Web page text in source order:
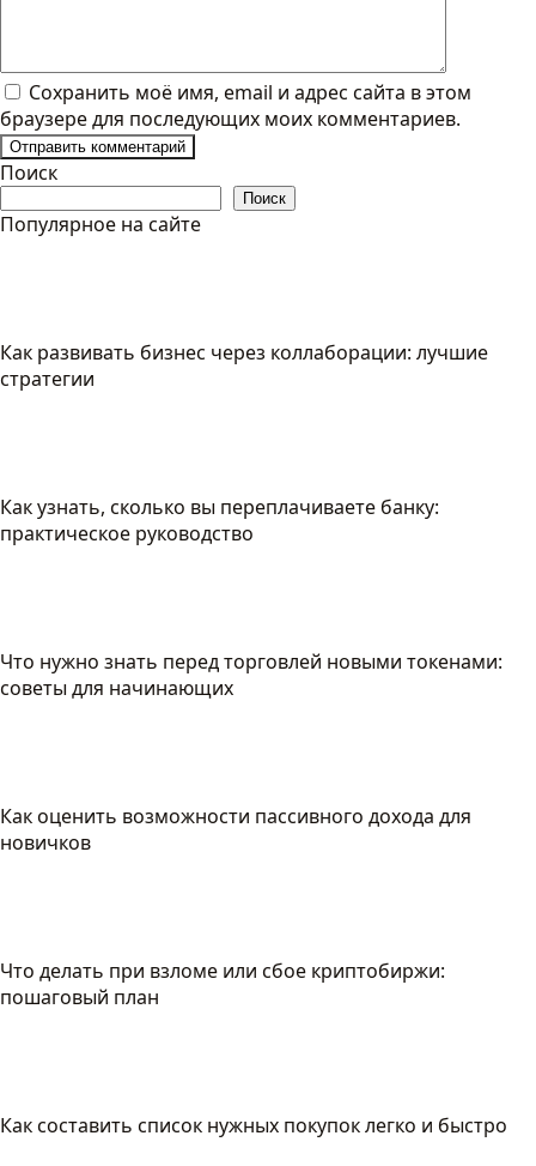
Сохранить моё имя, email и адрес сайта в этом
браузере для последующих моих комментариев.
Поиск
Поиск
Популярное на сайте
Как развивать бизнес через коллаборации: лучшие
стратегии
Как узнать, сколько вы переплачиваете банку:
практическое руководство
Что нужно знать перед торговлей новыми токенами:
советы для начинающих
Как оценить возможности пассивного дохода для
новичков
Что делать при взломе или сбое криптобиржи:
пошаговый план
Как составить список нужных покупок легко и быстро